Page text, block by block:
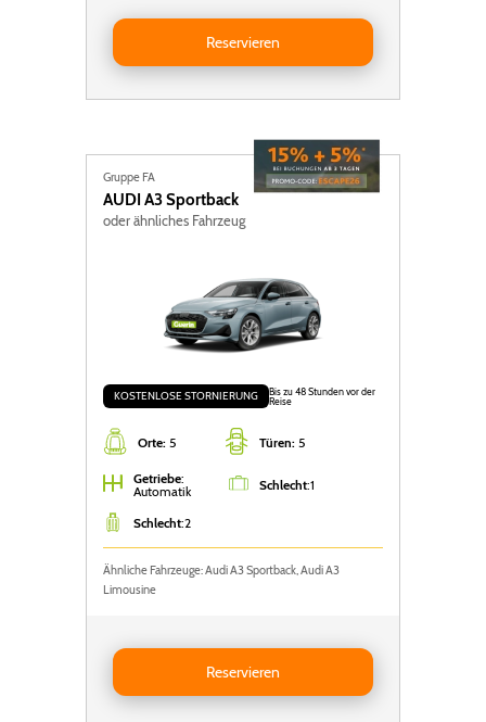
Reservieren
Reservieren Volvo V60
Gruppe FA
AUDI A3 Sportback
oder ähnliches Fahrzeug
Orte: 5 Türen: 5
KOSTENLOSE STORNIERUNG
Bis zu 48 Stunden vor der
Reise
Getriebe:
Automatik
Schlecht:1
Schlecht:2
Ähnliche Fahrzeuge: Audi A3 Sportback, Audi A3
Limousine
Reservieren
Reservieren AUDI A3 Sportback